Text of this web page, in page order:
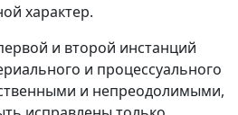
характер.
и второй инстанций
и процессуального
и непреодолимыми,